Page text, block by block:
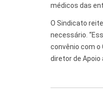
médicos das
O Sindicato
necessário.
convênio com o
diretor de Apoio